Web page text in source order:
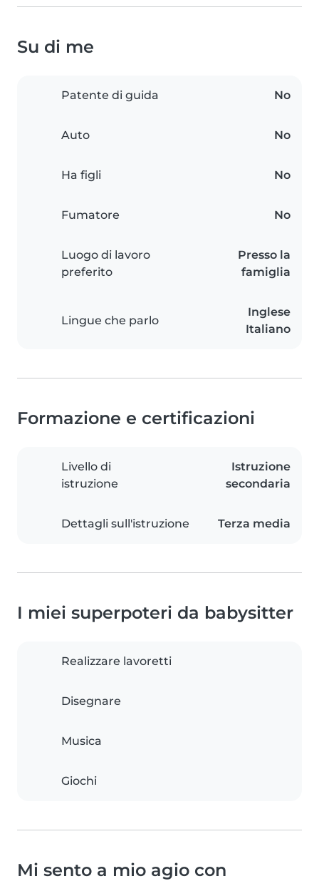
Su di me
Patente di guida No
Auto No
Ha figli No
Fumatore No
Luogo di lavoro
preferito
Presso la
famiglia
Lingue che parlo
Inglese
Italiano
Formazione e certificazioni
Livello di
istruzione
Istruzione
secondaria
Dettagli sull'istruzione Terza media
I miei superpoteri da babysitter
Realizzare lavoretti
Disegnare
Musica
Giochi
Mi sento a mio agio con